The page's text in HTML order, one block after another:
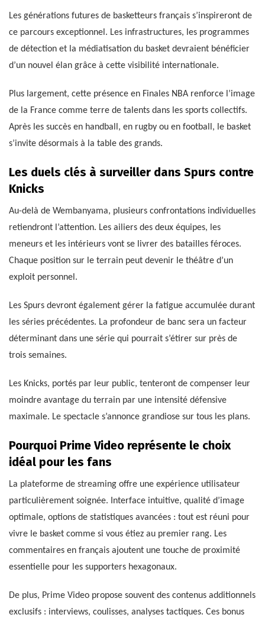
Les générations futures de basketteurs français s’inspireront de
ce parcours exceptionnel. Les infrastructures, les programmes
de détection et la médiatisation du basket devraient bénéficier
d’un nouvel élan grâce à cette visibilité internationale.
Plus largement, cette présence en Finales NBA renforce l’image
de la France comme terre de talents dans les sports collectifs.
Après les succès en handball, en rugby ou en football, le basket
s’invite désormais à la table des grands.
Les duels clés à surveiller dans Spurs contre
Knicks
Au-delà de Wembanyama, plusieurs confrontations individuelles
retiendront l’attention. Les ailiers des deux équipes, les
meneurs et les intérieurs vont se livrer des batailles féroces.
Chaque position sur le terrain peut devenir le théâtre d’un
exploit personnel.
Les Spurs devront également gérer la fatigue accumulée durant
les séries précédentes. La profondeur de banc sera un facteur
déterminant dans une série qui pourrait s’étirer sur près de
trois semaines.
Les Knicks, portés par leur public, tenteront de compenser leur
moindre avantage du terrain par une intensité défensive
maximale. Le spectacle s’annonce grandiose sur tous les plans.
Pourquoi Prime Video représente le choix
idéal pour les fans
La plateforme de streaming offre une expérience utilisateur
particulièrement soignée. Interface intuitive, qualité d’image
optimale, options de statistiques avancées : tout est réuni pour
vivre le basket comme si vous étiez au premier rang. Les
commentaires en français ajoutent une touche de proximité
essentielle pour les supporters hexagonaux.
De plus, Prime Video propose souvent des contenus additionnels
exclusifs : interviews, coulisses, analyses tactiques. Ces bonus